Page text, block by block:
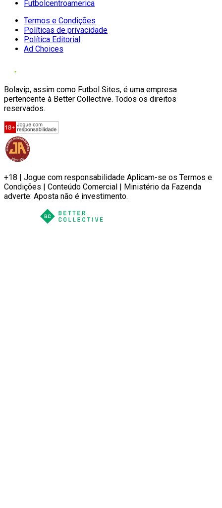
Futbolcentroamerica
Termos e Condições
Políticas de privacidade
Política Editorial
Ad Choices
Bolavip, assim como Futbol Sites, é uma empresa
pertencente à Better Collective. Todos os direitos
reservados.
+18 | Jogue com responsabilidade Aplicam-se os Termos e
Condições | Conteúdo Comercial | Ministério da Fazenda
adverte: Aposta não é investimento.